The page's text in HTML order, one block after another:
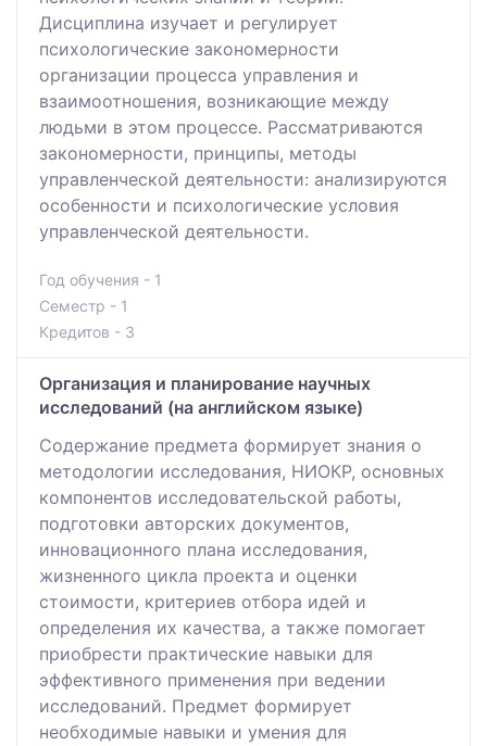
Дисциплина изучает и регулирует
психологические закономерности
организации процесса управления и
взаимоотношения, возникающие между
людьми в этом процессе. Рассматриваются
закономерности, принципы, методы
управленческой деятельности: анализируются
особенности и психологические условия
управленческой деятельности.
Год обучения - 1
Семестр - 1
Кредитов - 3
Организация и планирование научных
исследований (на английском языке)
Содержание предмета формирует знания о
методологии исследования, НИОКР, основных
компонентов исследовательской работы,
подготовки авторских документов,
инновационного плана исследования,
жизненного цикла проекта и оценки
стоимости, критериев отбора идей и
определения их качества, а также помогает
приобрести практические навыки для
эффективного применения при ведении
исследований. Предмет формирует
необходимые навыки и умения для